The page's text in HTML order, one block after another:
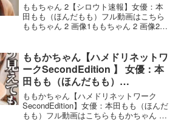
ももちゃん 2【シロウト速報】女優：本
田もも（ほんだもも）フル動画はこちら
ももちゃん 2 画像1ももちゃん 2 画像2も
報の作品概要品番：skho13
ももかちゃん【ハメドリネットワ
ークSecondEdition 】 女優：本
田もも（ほんだもも）
hmdnc758
ももかちゃん【ハメドリネットワーク
SecondEdition】女優：本田もも（ほんだ
もも）フル動画はこちらももかちゃん 画